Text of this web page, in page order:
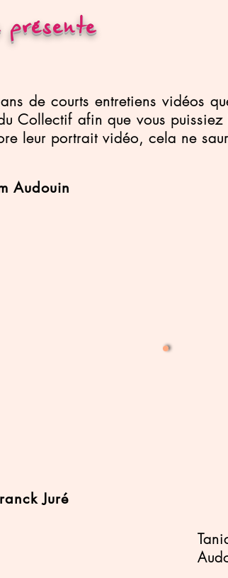
de courts entretiens vidéos
Collectif afin que vous
leur portrait vidéo, cela ne
Audouin
Juré